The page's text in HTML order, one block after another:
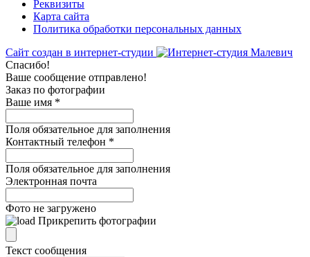
Реквизиты
Карта сайта
Политика обработки персональных данных
Сайт создан в интернет-студии
Спасибо!
Ваше сообщение отправлено!
Заказ по фотографии
Ваше имя *
Поля обязательное для заполнения
Контактный телефон *
Поля обязательное для заполнения
Электронная почта
Фото не загружено
Прикрепить фотографии
Текст сообщения